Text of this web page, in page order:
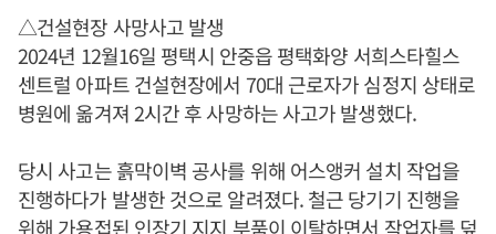
△건설현장 사망사고 발생
2024년 12월16일 평택시 안중읍 평택화양 서희스타힐스
센트럴 아파트 건설현장에서 70대 근로자가 심정지 상태로
병원에 옮겨져 2시간 후 사망하는 사고가 발생했다.
당시 사고는 흙막이벽 공사를 위해 어스앵커 설치 작업을
진행하다가 발생한 것으로 알려졌다. 철근 당기기 진행을
위해 가용접된 인장기 지지 부품이 이탈하면서 작업자를 덮